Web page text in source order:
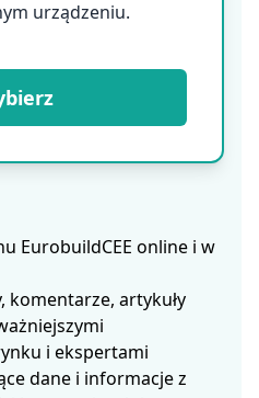
urządzeniu.
EurobuildCEE online i w
komentarze, artykuły
i ekspertami
dane i informacje z